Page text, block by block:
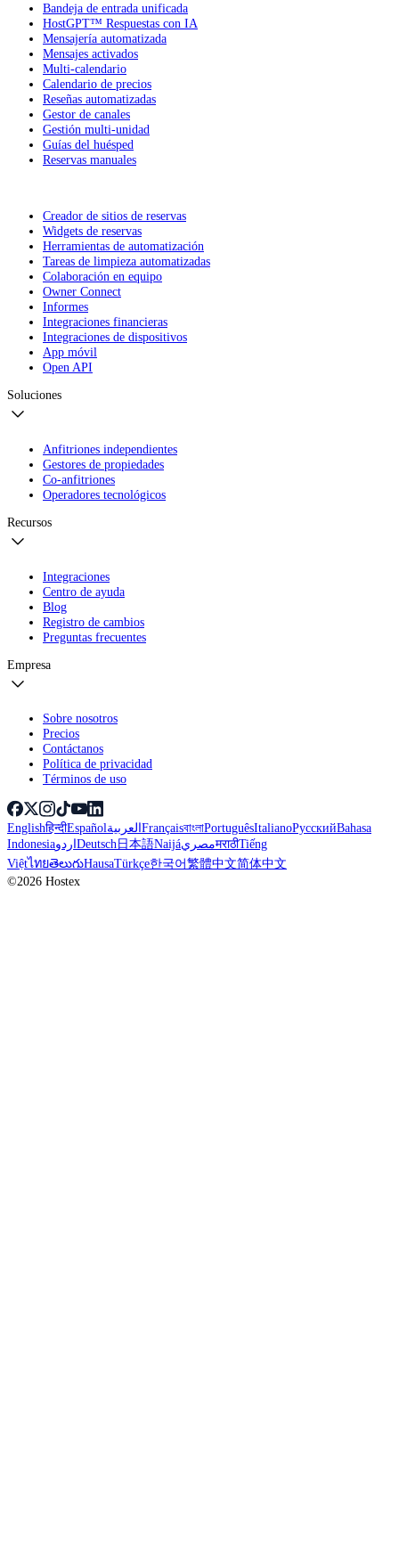
Bandeja de entrada unificada
HostGPT™ Respuestas con IA
Mensajería automatizada
Mensajes activados
Multi-calendario
Calendario de precios
Reseñas automatizadas
Gestor de canales
Gestión multi-unidad
Guías del huésped
Reservas manuales
Creador de sitios de reservas
Widgets de reservas
Herramientas de automatización
Tareas de limpieza automatizadas
Colaboración en equipo
Owner Connect
Informes
Integraciones financieras
Integraciones de dispositivos
App móvil
Open API
Soluciones
Anfitriones independientes
Gestores de propiedades
Co-anfitriones
Operadores tecnológicos
Recursos
Integraciones
Centro de ayuda
Blog
Registro de cambios
Preguntas frecuentes
Empresa
Sobre nosotros
Precios
Contáctanos
Política de privacidad
Términos de uso
Englishहिन्दीEspañolالعربيةFrançaisবাংলাPortuguêsItalianoРусскийBahasa
IndonesiaاردوDeutsch日本語NaijáمصريमराठीTiếng
ViệtไทยతెలుగుHausaTürkçe한국어繁體中文简体中文
©2026 Hostex